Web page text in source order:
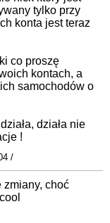
tylko przy
konta jest teraz
co proszę
kontach, a
samochodów o
działa nie
!
/
zmiany, choć